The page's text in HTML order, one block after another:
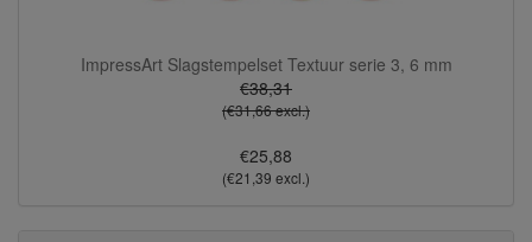
ImpressArt Slagstempelset Textuur serie 3, 6 mm
€38,31
(€31,66 excl.)
€25,88
(€21,39 excl.)